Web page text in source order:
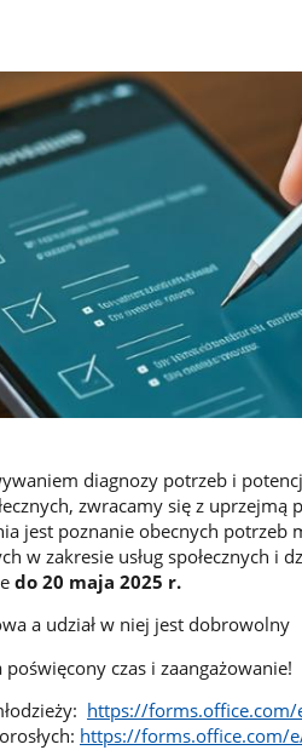
diagnozy potrzeb i
zwracamy się z
jest poznanie obecnych potrzeb
w zakresie usług społecznych i
do 20 maja 2025 r.
a udział w niej jest dobrowolny
czas i zaangażowanie!
https://forms.office.com/
https://forms.office.com/